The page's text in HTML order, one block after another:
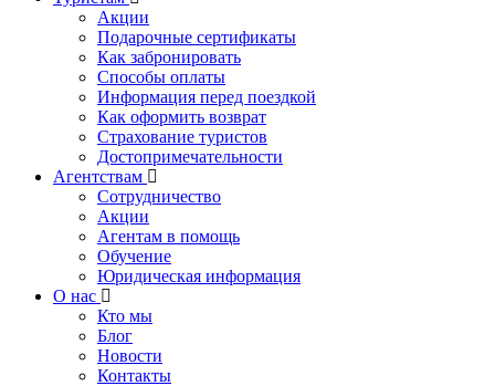
Акции
Подарочные сертификаты
Как забронировать
Способы оплаты
Информация перед поездкой
Как оформить возврат
Страхование туристов
Достопримечательности
Агентствам
Сотрудничество
Акции
Агентам в помощь
Обучение
Юридическая информация
О нас
Кто мы
Блог
Новости
Контакты